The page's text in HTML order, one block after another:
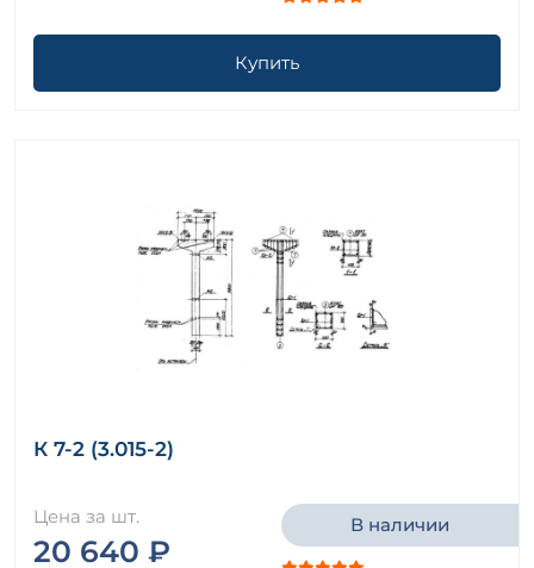
Купить
К 7-2 (3.015-2)
Цена за шт.
20 640 ₽
В наличии